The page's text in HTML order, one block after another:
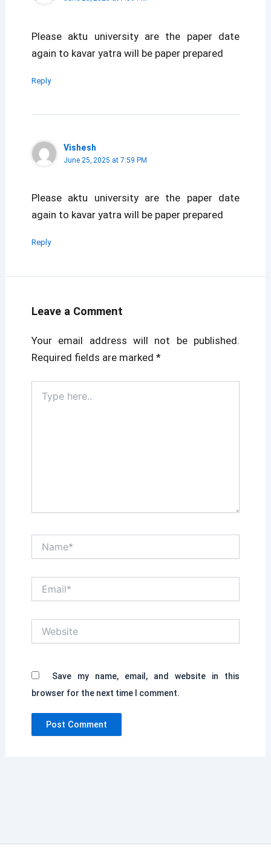
Please aktu university are the paper date
again to kavar yatra will be paper prepared
Reply
Vishesh
June 25, 2025 at 7:59 PM
Please aktu university are the paper date
again to kavar yatra will be paper prepared
Reply
Leave a Comment
Your email address will not be published.
Required fields are marked *
here..
Save my name, email, and website in this
browser for the next time I comment.